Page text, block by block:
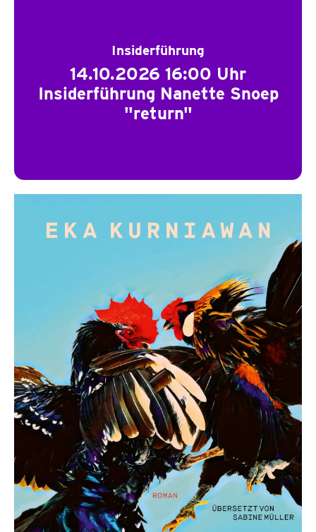
Insiderführung
14.10.2026 16:00 Uhr
Insiderführung Nanette Snoep
"return"